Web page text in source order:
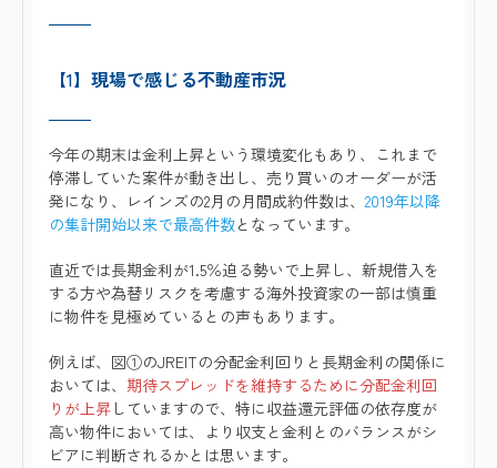
【1】 現場で感じる不動産市況
今年の期末は金利上昇という環境変化もあり、これまで
停滞していた案件が動き出し、売り買いのオーダーが活
発になり、レインズの2月の月間成約件数は、 2019年以降
の集計開始以来で最高件数となっています。
直近では長期金利が1.5％迫る勢いで上昇し、新規借入を
する方や為替リスクを考慮する海外投資家の一部は慎重
に物件を見極めているとの声もあります。
例えば、図①のJREITの分配金利回りと長期金利の関係に
おいては、 期待スプレッドを維持するために分配金利回
りが上昇 していますので、特に収益還元評価の依存度が
高い物件においては、より収支と金利とのバランスがシ
ビアに判断されるかとは思います。